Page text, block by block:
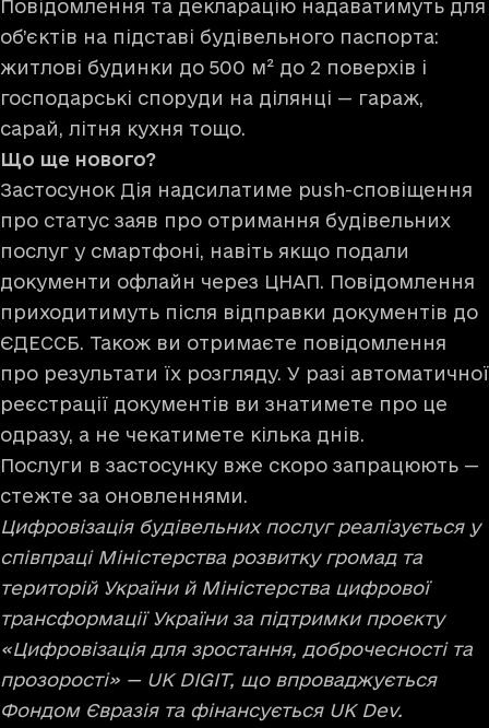
Повідомлення та декларацію надаватимуть для
об’єктів на підставі будівельного паспорта:
житлові будинки до 500 м² до 2 поверхів і
господарські споруди на ділянці — гараж,
сарай, літня кухня тощо.
Що ще нового?
Застосунок Дія надсилатиме push-сповіщення
про статус заяв про отримання будівельних
послуг у смартфоні, навіть якщо подали
документи офлайн через ЦНАП. Повідомлення
приходитимуть після відправки документів до
ЄДЕССБ. Також ви отримаєте повідомлення
про результати їх розгляду. У разі автоматичної
реєстрації документів ви знатимете про це
одразу, а не чекатимете кілька днів.
Послуги в застосунку вже скоро запрацюють —
стежте за оновленнями.
Цифровізація будівельних послуг реалізується у
співпраці Міністерства розвитку громад та
територій України й Міністерства цифрової
трансформації України за підтримки проєкту
«Цифровізація для зростання, доброчесності та
прозорості» — UK DIGIT, що впроваджується
Фондом Євразія та фінансується UK Dev.